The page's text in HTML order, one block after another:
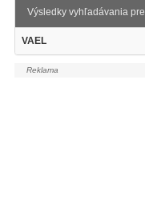
Výsledky vyhľadávania pre
VAEL